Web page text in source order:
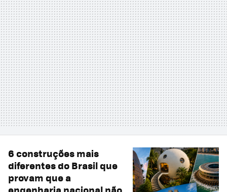
6 construções mais
diferentes do Brasil que
provam que a